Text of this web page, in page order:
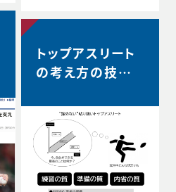
以降、チーム史上最
◆リーグワン2025-2
6 ディビジョン1 最終
順位5位のお知らせ
ズ公式HP） http
s://blackrams-to
kyo.com/news/in
formation/2025-2
026/20260525a.h
tml
トップアスリート
の考え方の技術
中、諦めずに粘り
強い選手は何を
考えているの
か？…